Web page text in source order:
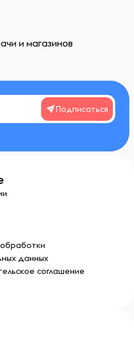
и магазинов
Подписаться
данных
соглашение